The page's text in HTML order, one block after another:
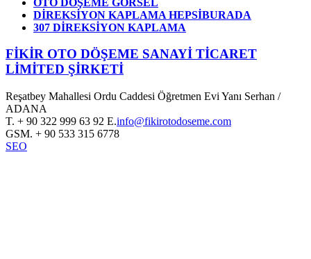
DİREKSİYON KAPLAMA HEPSİBURADA
307 DİREKSİYON KAPLAMA
FİKİR OTO DÖŞEME SANAYİ TİCARET
LİMİTED ŞİRKETİ
Reşatbey Mahallesi Ordu Caddesi Öğretmen Evi Yanı Serhan /
ADANA
T. + 90 322 999 63 92 E.info@fikirotodoseme.com
GSM. + 90 533 315 6778
SEO